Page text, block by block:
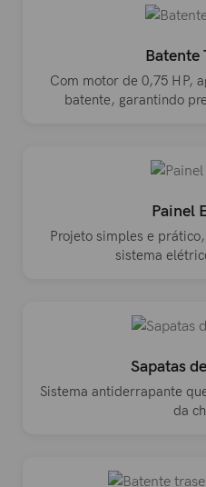
Batente
Com motor de 0,75 HP,
batente, garantindo
Painel
Projeto simples e
sistema
Sapatas
Sistema antiderrapante
da